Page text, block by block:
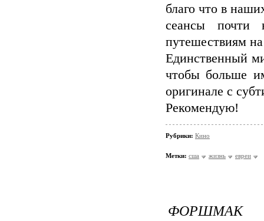
благо что в
сеансы почти
путешествиям
Единственный
чтобы больше
оригинале с
Рекомендую!
Рубрики: Кино
Метки: сша жизнь евреи
ФОРШМАК